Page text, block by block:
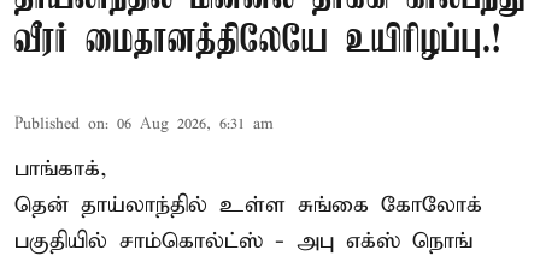
வீரர் மைதானத்திலேயே உயிரிழப்பு.!
Published on: 06 Aug 2026, 6:31 am
பாங்காக்,
தென் தாய்லாந்தில் உள்ள சுங்கை கோலோக்
பகுதியில் சாம்கொல்ட்ஸ் - அபு எக்ஸ் நொங்